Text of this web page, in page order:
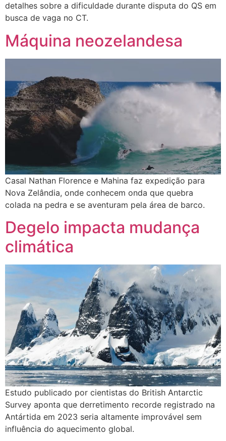
detalhes sobre a dificuldade durante disputa do QS em
busca de vaga no CT.
Máquina neozelandesa
Casal Nathan Florence e Mahina faz expedição para
Nova Zelândia, onde conhecem onda que quebra
colada na pedra e se aventuram pela área de barco.
Degelo impacta mudança
climática
Estudo publicado por cientistas do British Antarctic
Survey aponta que derretimento recorde registrado na
Antártida em 2023 seria altamente improvável sem
influência do aquecimento global.